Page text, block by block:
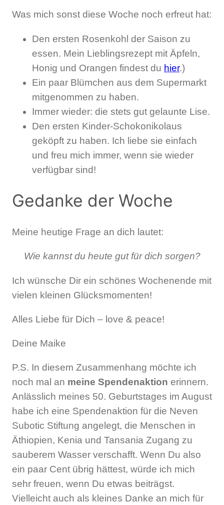
Was mich sonst diese Woche noch erfreut hat:
Den ersten Rosenkohl der Saison zu
essen. Mein Lieblingsrezept mit Äpfeln,
Honig und Orangen findest du hier.)
Ein paar Blümchen aus dem Supermarkt
mitgenommen zu haben.
Immer wieder: die stets gut gelaunte Lise.
Den ersten Kinder-Schokonikolaus
geköpft zu haben. Ich liebe sie einfach
und freu mich immer, wenn sie wieder
verfügbar sind!
Gedanke der Woche
Meine heutige Frage an dich lautet:
Wie kannst du heute gut für dich sorgen?
Ich wünsche Dir ein schönes Wochenende mit
vielen kleinen Glücksmomenten!
Alles Liebe für Dich – love & peace!
Deine Maike
P.S. In diesem Zusammenhang möchte ich
noch mal an meine Spendenaktion erinnern.
Anlässlich meines 50. Geburtstages im August
habe ich eine Spendenaktion für die Neven
Subotic Stiftung angelegt, die Menschen in
Äthiopien, Kenia und Tansania Zugang zu
sauberem Wasser verschafft. Wenn Du also
ein paar Cent übrig hättest, würde ich mich
sehr freuen, wenn Du etwas beiträgst.
Vielleicht auch als kleines Danke an mich für